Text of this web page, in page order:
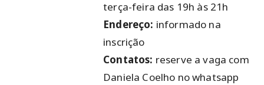
terça-feira das 19h às 21h
Endereço: informado na
inscrição
Contatos: reserve a vaga com
Daniela Coelho no whatsapp